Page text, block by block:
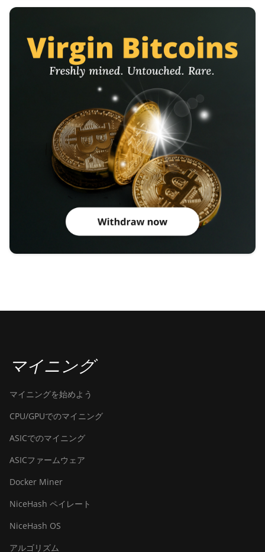
マイニング
マイニングを始めよう
CPU/GPUでのマイニング
ASICでのマイニング
ASICファームウェア
Docker Miner
NiceHash ペイレート
NiceHash OS
アルゴリズム